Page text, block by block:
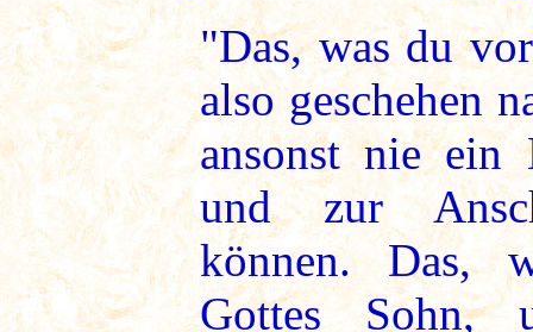
"Das, was du
also geschehen
ansonst nie ein
und zur
können. Das,
Gottes